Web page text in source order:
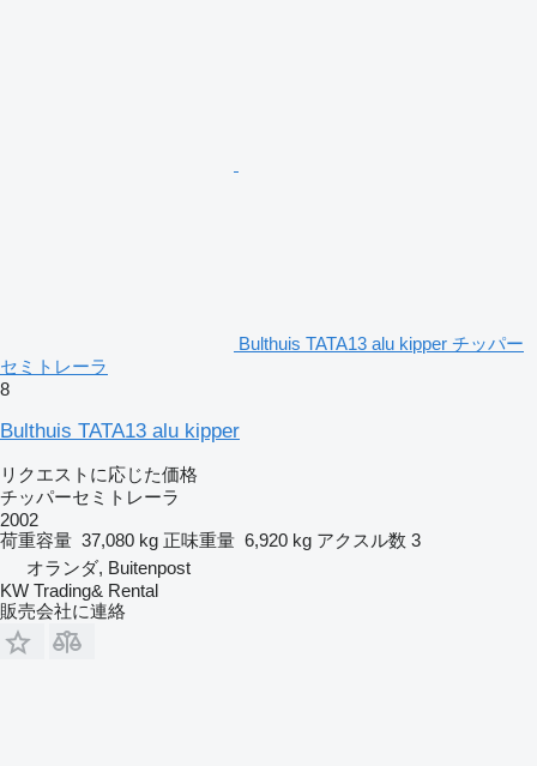
Bulthuis TATA13 alu kipper チッパー
セミトレーラ
8
Bulthuis TATA13 alu kipper
リクエストに応じた価格
チッパーセミトレーラ
2002
荷重容量 37,080 kg 正味重量 6,920 kg アクスル数 3
オランダ, Buitenpost
KW Trading& Rental
販売会社に連絡